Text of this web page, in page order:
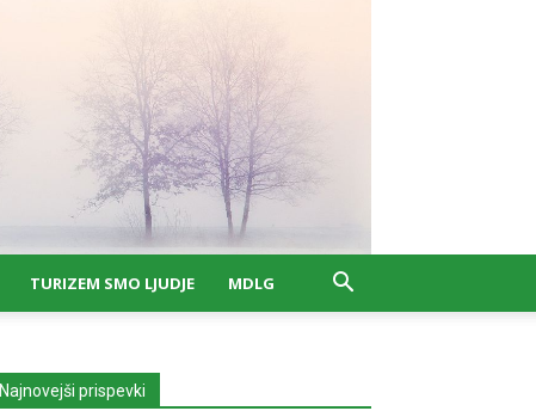
TURIZEM SMO LJUDJE MDLG
Najnovejši prispevki